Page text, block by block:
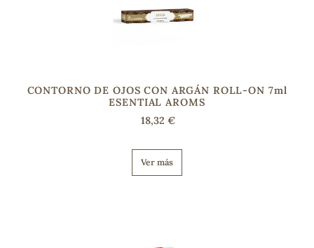
CONTORNO DE OJOS CON ARGÁN ROLL-ON 7ml
ESENTIAL AROMS
18,32 €
Ver más